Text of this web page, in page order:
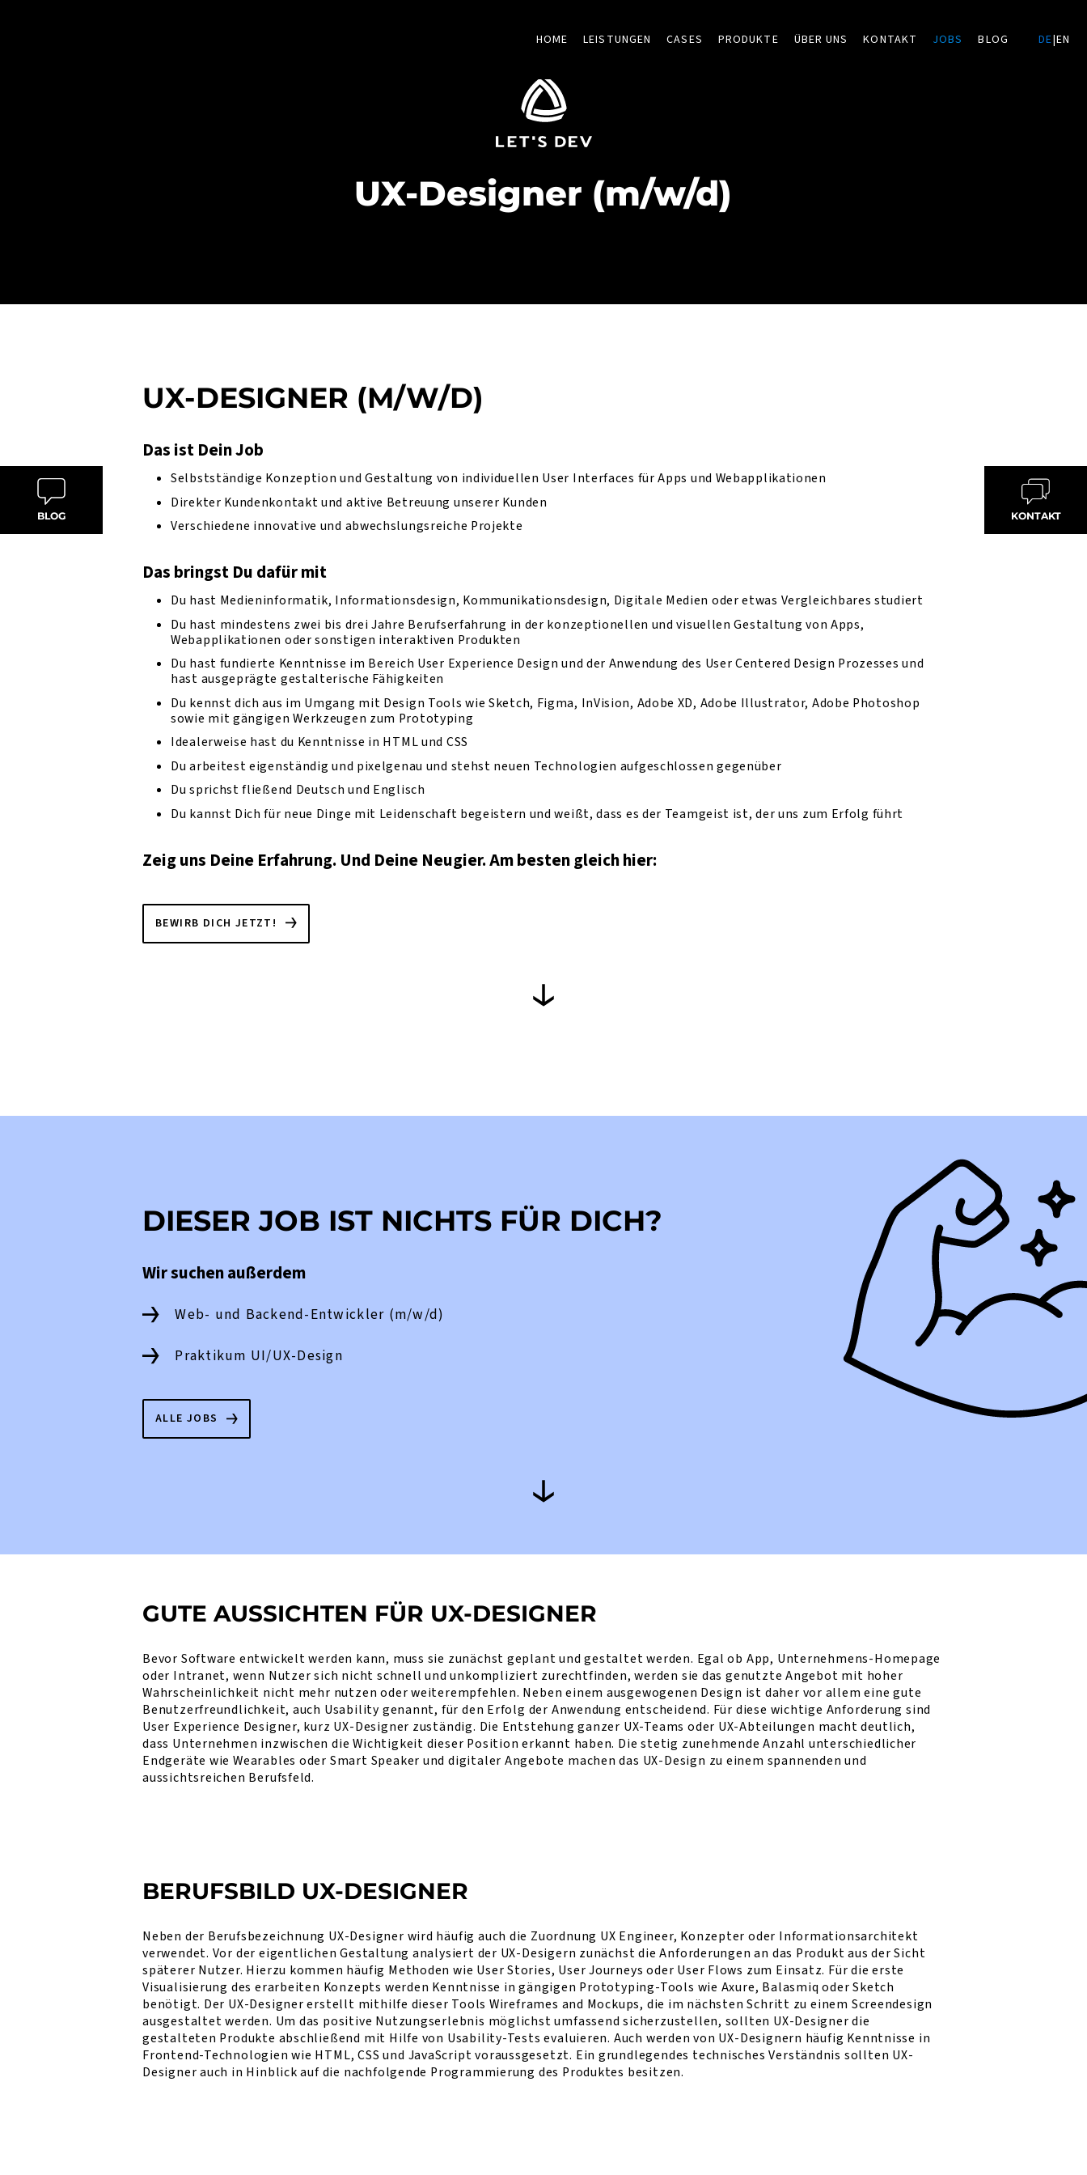
HOME LEISTUNGEN CASES PRODUKTE ÜBER UNS KONTAKT JOBS BLOG DE|EN
UX-Designer (m/w/d)
BLOG KONTAKT
UX-DESIGNER (M/W/D)
Das ist Dein Job
Selbstständige Konzeption und Gestaltung von individuellen User Interfaces für Apps und Webapplikationen
Direkter Kundenkontakt und aktive Betreuung unserer Kunden
Verschiedene innovative und abwechslungsreiche Projekte
Das bringst Du dafür mit
Du hast Medieninformatik, Informationsdesign, Kommunikationsdesign, Digitale Medien oder etwas Vergleichbares studiert
Du hast mindestens zwei bis drei Jahre Berufserfahrung in der konzeptionellen und visuellen Gestaltung von Apps,
Webapplikationen oder sonstigen interaktiven Produkten
Du hast fundierte Kenntnisse im Bereich User Experience Design und der Anwendung des User Centered Design Prozesses und
hast ausgeprägte gestalterische Fähigkeiten
Du kennst dich aus im Umgang mit Design Tools wie Sketch, Figma, InVision, Adobe XD, Adobe Illustrator, Adobe Photoshop
sowie mit gängigen Werkzeugen zum Prototyping
Idealerweise hast du Kenntnisse in HTML und CSS
Du arbeitest eigenständig und pixelgenau und stehst neuen Technologien aufgeschlossen gegenüber
Du sprichst fließend Deutsch und Englisch
Du kannst Dich für neue Dinge mit Leidenschaft begeistern und weißt, dass es der Teamgeist ist, der uns zum Erfolg führt
Zeig uns Deine Erfahrung. Und Deine Neugier. Am besten gleich hier:
BEWIRB DICH JETZT!
DIESER JOB IST NICHTS FÜR DICH?
Wir suchen außerdem
Web- und Backend-Entwickler (m/w/d)
Praktikum UI/UX-Design
ALLE JOBS
GUTE AUSSICHTEN FÜR UX-DESIGNER
Bevor Software entwickelt werden kann, muss sie zunächst geplant und gestaltet werden. Egal ob App, Unternehmens-Homepage
oder Intranet, wenn Nutzer sich nicht schnell und unkompliziert zurechtfinden, werden sie das genutzte Angebot mit hoher
Wahrscheinlichkeit nicht mehr nutzen oder weiterempfehlen. Neben einem ausgewogenen Design ist daher vor allem eine gute
Benutzerfreundlichkeit, auch Usability genannt, für den Erfolg der Anwendung entscheidend. Für diese wichtige Anforderung sind
User Experience Designer, kurz UX-Designer zuständig. Die Entstehung ganzer UX-Teams oder UX-Abteilungen macht deutlich,
dass Unternehmen inzwischen die Wichtigkeit dieser Position erkannt haben. Die stetig zunehmende Anzahl unterschiedlicher
Endgeräte wie Wearables oder Smart Speaker und digitaler Angebote machen das UX-Design zu einem spannenden und
aussichtsreichen Berufsfeld.
BERUFSBILD UX-DESIGNER
Neben der Berufsbezeichnung UX-Designer wird häufig auch die Zuordnung UX Engineer, Konzepter oder Informationsarchitekt
verwendet. Vor der eigentlichen Gestaltung analysiert der UX-Desigern zunächst die Anforderungen an das Produkt aus der Sicht
späterer Nutzer. Hierzu kommen häufig Methoden wie User Stories, User Journeys oder User Flows zum Einsatz. Für die erste
Visualisierung des erarbeiten Konzepts werden Kenntnisse in gängigen Prototyping-Tools wie Axure, Balasmiq oder Sketch
benötigt. Der UX-Designer erstellt mithilfe dieser Tools Wireframes and Mockups, die im nächsten Schritt zu einem Screendesign
ausgestaltet werden. Um das positive Nutzungserlebnis möglichst umfassend sicherzustellen, sollten UX-Designer die
gestalteten Produkte abschließend mit Hilfe von Usability-Tests evaluieren. Auch werden von UX-Designern häufig Kenntnisse in
Frontend-Technologien wie HTML, CSS und JavaScript voraussgesetzt. Ein grundlegendes technisches Verständnis sollten UX-
Designer auch in Hinblick auf die nachfolgende Programmierung des Produktes besitzen.